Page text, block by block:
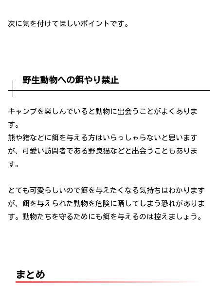
次に気を付けてほしいポイントです。
野生動物への餌やり禁止
キャンプを楽しんでいると動物に出会うことがよくありま
す。
熊や猪などに餌を与える方はいらっしゃらないと思います
が、可愛い訪問者である野良猫などと出会うこともありま
す。
とても可愛らしいので餌を与えたくなる気持ちはわかります
が、餌を与えられた動物を危険に晒してしまう恐れがありま
す。動物たちを守るためにも餌を与えるのは控えましょう。
まとめ